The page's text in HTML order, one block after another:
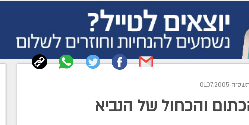
01.07.2005
והכחול של הנביא